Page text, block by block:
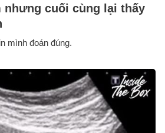
nhưng cuối cùng lại thấy
mình đoán đúng.